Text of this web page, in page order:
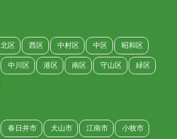
北区 西区 中村区 中区 昭和区
中川区 港区 南区 守山区 緑区
春日井市 犬山市 江南市 小牧市